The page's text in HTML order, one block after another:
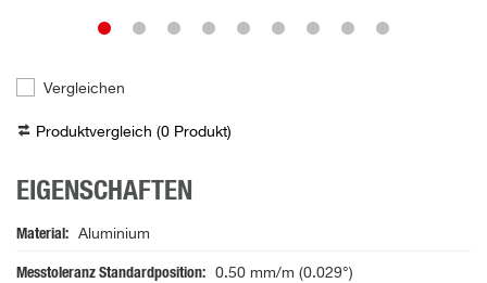
Vergleichen
Produktvergleich (0 Produkt)
EIGENSCHAFTEN
Material Aluminium
Messtoleranz Standardposition 0.50 mm/m (0.029°)